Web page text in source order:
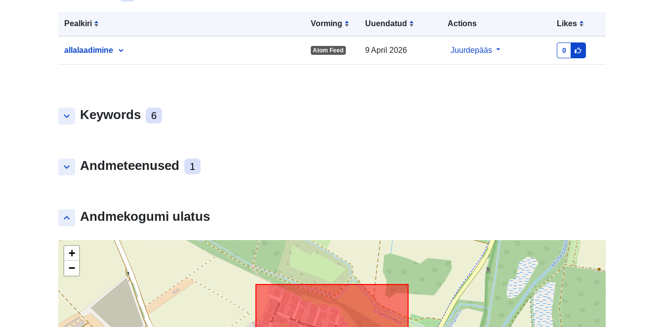
Pealkiri Vorming Uuendatud Actions Likes
allalaadimine Atom Feed 9 April 2026 Juurdepääs 0
keyboard_arrow_down Keywords 6
keyboard_arrow_down Andmeteenused 1
keyboard_arrow_up Andmekogumi ulatus
+
−
ulatus:
[ 8.33363, 49.1729 ], [ 8.33363,
49.1698 ], [ 8.32702, 49.1698 ], [